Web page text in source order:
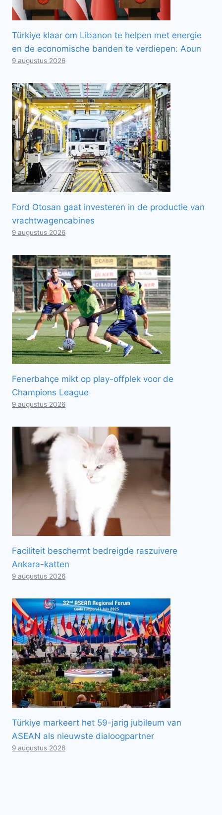
Türkiye klaar om Libanon te helpen met energie
en de economische banden te verdiepen: Aoun
9 augustus 2026
Ford Otosan gaat investeren in de productie van
vrachtwagencabines
9 augustus 2026
Fenerbahçe mikt op play-offplek voor de
Champions League
9 augustus 2026
Faciliteit beschermt bedreigde raszuivere
Ankara-katten
9 augustus 2026
Türkiye markeert het 59-jarig jubileum van
ASEAN als nieuwste dialoogpartner
9 augustus 2026